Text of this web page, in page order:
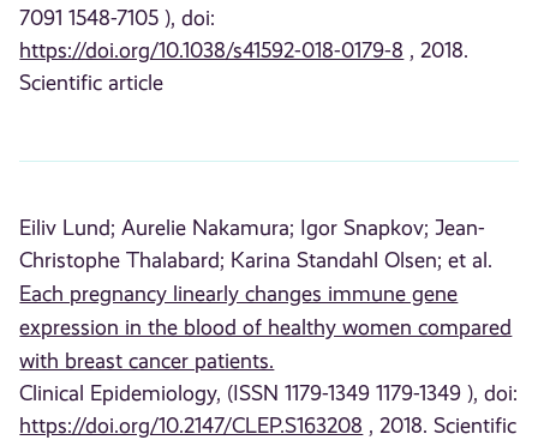
7091 1548-7105 ), doi:
https://doi.org/10.1038/s41592-018-0179-8 , 2018.
Scientific article
Eiliv Lund; Aurelie Nakamura; Igor Snapkov; Jean-
Christophe Thalabard; Karina Standahl Olsen; et al.
Each pregnancy linearly changes immune gene
expression in the blood of healthy women compared
with breast cancer patients.
Clinical Epidemiology, (ISSN 1179-1349 1179-1349 ), doi:
https://doi.org/10.2147/CLEP.S163208 , 2018. Scientific